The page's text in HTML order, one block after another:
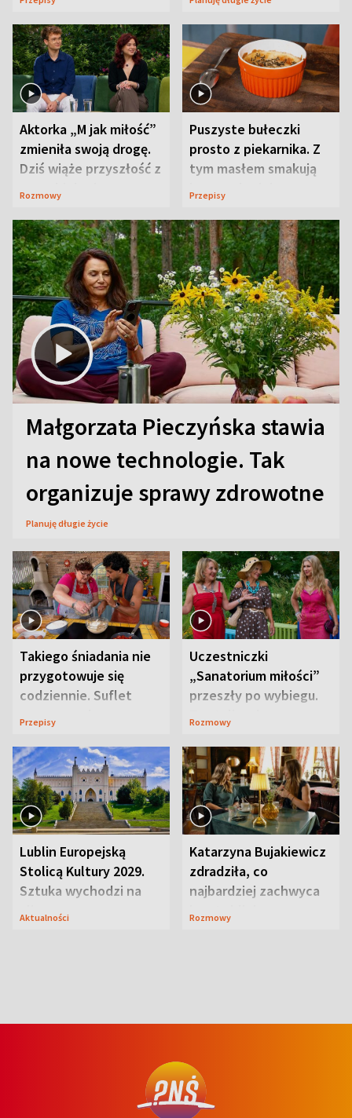
Aktorka „M jak miłość”
zmieniła swoją drogę.
Dziś wiąże przyszłość z
neurobiologią
Rozmowy
Puszyste bułeczki
prosto z piekarnika. Z
tym masłem smakują
jeszcze lepiej
Przepisy
Małgorzata Pieczyńska stawia
na nowe technologie. Tak
organizuje sprawy zdrowotne
Planuję długie życie
Takiego śniadania nie
przygotowuje się
codziennie. Suflet
serowy zachwyca
Przepisy
Uczestniczki
„Sanatorium miłości”
przeszły po wybiegu.
Te stylizacje
Rozmowy
Lublin Europejską
Stolicą Kultury 2029.
Sztuka wychodzi na
ulice
Aktualności
Katarzyna Bujakiewicz
zdradziła, co
najbardziej zachwyca
ją w Lublinie
Rozmowy